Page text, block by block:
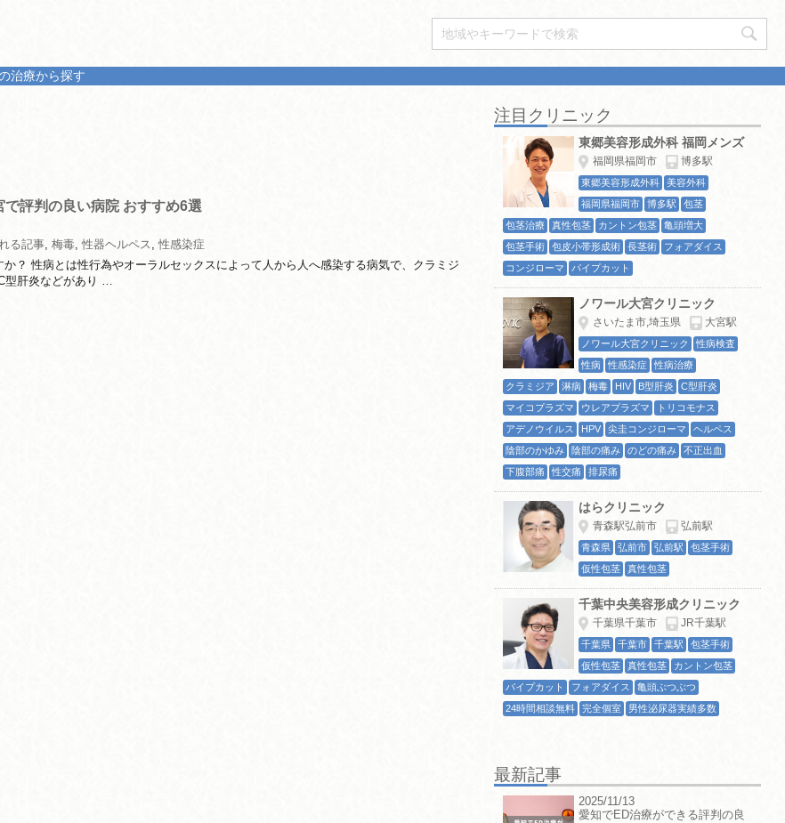
治療から探す
で評判の良い病院 おすすめ6選
る記事, 梅毒, 性器ヘルペス, 性感染症
？ 性病とは性行為やオーラルセックスによって人から人へ感染する病気で、クラミジ
型肝炎などがあり …
注目クリニック
東郷美容形成外科 福岡メンズ
福岡県福岡市 博多駅
東郷美容形成外科
美容外科
福岡県福岡市
博多駅
包茎
包茎治療
真性包茎 カントン包茎
亀頭増大
包茎手術
包皮小帯形成術 長茎術
フォアダイス
コンジローマ
パイプカット
ノワール大宮クリニック
さいたま市,埼玉県 大宮駅
ノワール大宮クリニック
性病検査
性病
性感染症
性病治療
クラミジア
淋病 梅毒 HIV B型肝炎
C型肝炎
マイコプラズマ
ウレアプラズマ
トリコモナス
アデノウイルス
HPV 尖圭コンジローマ
ヘルペス
陰部のかゆみ
陰部の痛み のどの痛み
不正出血
下腹部痛
性交痛 排尿痛
はらクリニック
青森駅弘前市 弘前駅
青森県 弘前市 弘前駅
包茎手術
仮性包茎
真性包茎
千葉中央美容形成クリニック
千葉県千葉市 JR千葉駅
千葉県 千葉市 千葉駅
包茎手術
仮性包茎
真性包茎
カントン包茎
パイプカット
フォアダイス
亀頭ぶつぶつ
24時間相談無料
完全個室 男性泌尿器実績多数
最新記事
2025/11/13
愛知でED治療ができる評判の良